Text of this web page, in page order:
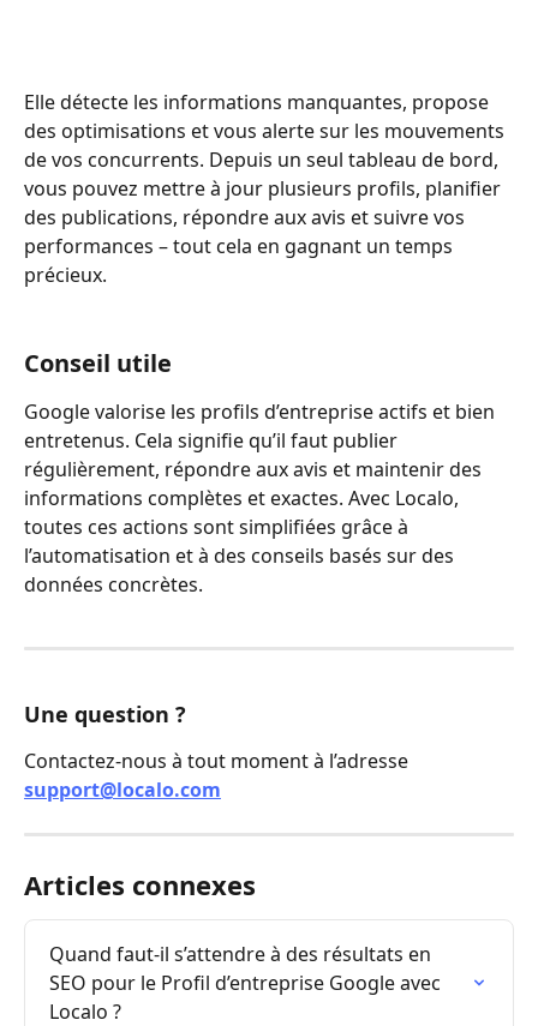
Elle détecte les informations manquantes, propose
des optimisations et vous alerte sur les mouvements
de vos concurrents. Depuis un seul tableau de bord,
vous pouvez mettre à jour plusieurs profils, planifier
des publications, répondre aux avis et suivre vos
performances – tout cela en gagnant un temps
précieux.
Conseil utile
Google valorise les profils d’entreprise actifs et bien
entretenus. Cela signifie qu’il faut publier
régulièrement, répondre aux avis et maintenir des
informations complètes et exactes. Avec Localo,
toutes ces actions sont simplifiées grâce à
l’automatisation et à des conseils basés sur des
données concrètes.
Une question ?
Contactez-nous à tout moment à l’adresse
support@localo.com
Articles connexes
Quand faut-il s’attendre à des résultats en
SEO pour le Profil d’entreprise Google avec
Localo ?